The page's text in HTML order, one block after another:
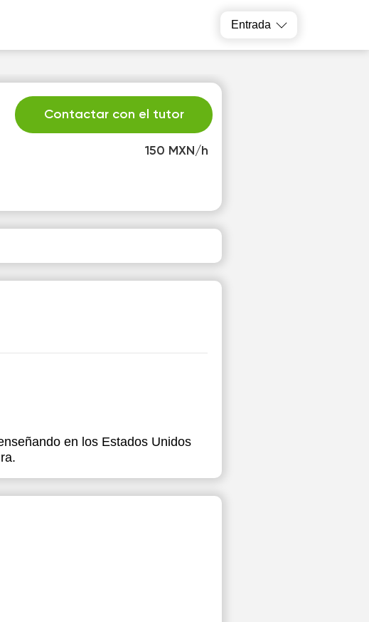
Entrada
150 MXN/h
Contactar con el tutor
en los Estados Unidos